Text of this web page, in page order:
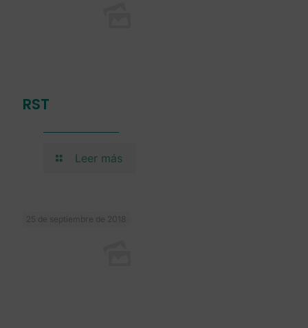
RST
Leer más
25 de septiembre de 2018